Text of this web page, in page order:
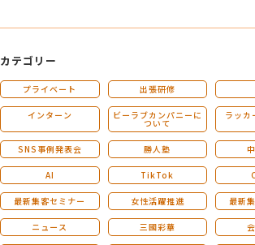
カテゴリー
プライベート 出張研修
インターン ビーラブカンパニーに
ついて
ラッカ
SNS事例発表会 勝人塾
AI TikTok
最新集客セミナー 女性活躍推進 最新
ニュース 三國彩華